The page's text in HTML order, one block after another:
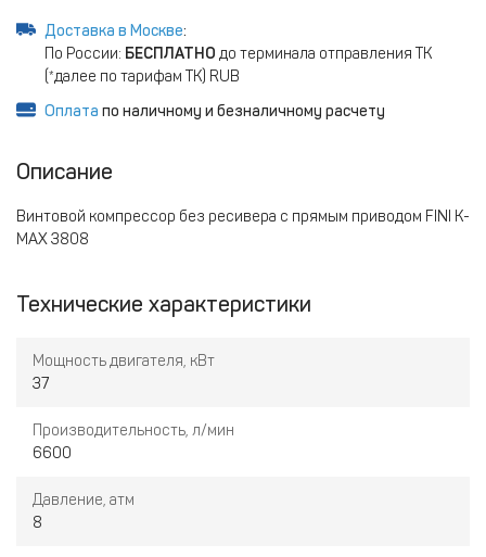
Доставка в Москве:
По России: БЕСПЛАТНО до терминала отправления ТК
(*далее по тарифам ТК) RUB
Оплата по наличному и безналичному расчету
Описание
Винтовой компрессор без ресивера с прямым приводом FINI K-
MAX 3808
Технические характеристики
Мощность двигателя, кВт
37
Производительность, л/мин
6600
Давление, атм
8